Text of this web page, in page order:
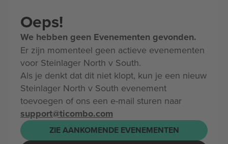
Oeps!
We hebben geen Evenementen gevonden.
Er zijn momenteel geen actieve evenementen
voor Steinlager North v South.
Als je denkt dat dit niet klopt, kun je een nieuw
Steinlager North v South evenement
toevoegen of ons een e-mail sturen naar
support@ticombo.com
ZIE AANKOMENDE EVENEMENTEN